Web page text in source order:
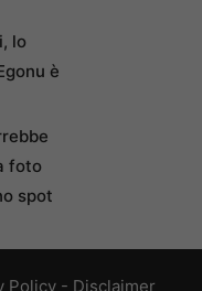
lo
è
foto
spot
Policy - Disclaimer